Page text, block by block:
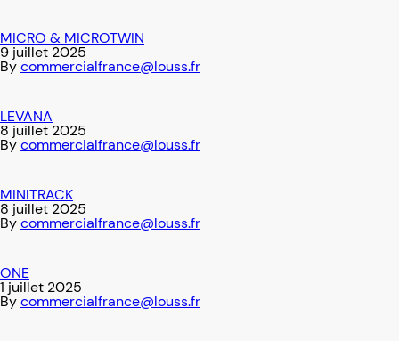
MICRO & MICROTWIN
9 juillet 2025
Bycommercialfrance@louss.fr
LEVANA
8 juillet 2025
Bycommercialfrance@louss.fr
MINITRACK
8 juillet 2025
Bycommercialfrance@louss.fr
ONE
1 juillet 2025
Bycommercialfrance@louss.fr